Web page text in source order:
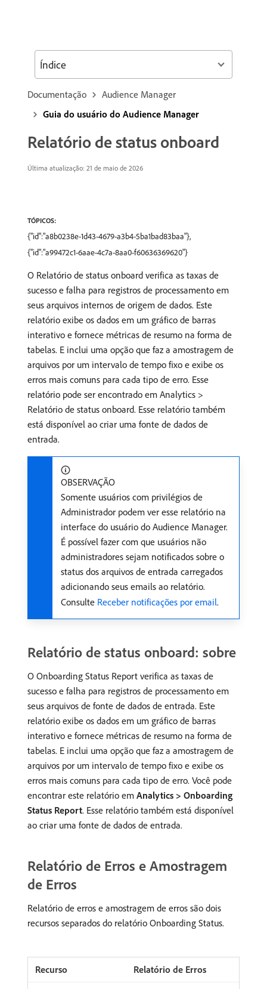
Documentação
Audience Manager
Guia do usuário do Audience Manager
Relatório de status onboard
Última atualização: 21 de maio de 2026
TÓPICOS:
{"id":"a8b0238e-1d43-4679-a3b4-5ba1bad83baa"},
{"id":"a99472c1-6aae-4c7a-8aa0-f60636369620"}
O Relatório de status onboard verifica as taxas de
sucesso e falha para registros de processamento em
seus arquivos internos de origem de dados. Este
relatório exibe os dados em um gráfico de barras
interativo e fornece métricas de resumo na forma de
tabelas. E inclui uma opção que faz a amostragem de
arquivos por um intervalo de tempo fixo e exibe os
erros mais comuns para cada tipo de erro. Esse
relatório pode ser encontrado em Analytics >
Relatório de status onboard. Esse relatório também
está disponível ao criar uma fonte de dados de
entrada.
OBSERVAÇÃO
Somente usuários com privilégios de
Administrador podem ver esse relatório na
interface do usuário do Audience Manager.
É possível fazer com que usuários não
administradores sejam notificados sobre o
status dos arquivos de entrada carregados
adicionando seus emails ao relatório.
Consulte Receber notificações por email.
Relatório de status onboard: sobre
O Onboarding Status Report verifica as taxas de
sucesso e falha para registros de processamento em
seus arquivos de fonte de dados de entrada. Este
relatório exibe os dados em um gráfico de barras
interativo e fornece métricas de resumo na forma de
tabelas. E inclui uma opção que faz a amostragem de
arquivos por um intervalo de tempo fixo e exibe os
erros mais comuns para cada tipo de erro. Você pode
encontrar este relatório em Analytics > Onboarding
Status Report. Esse relatório também está disponível
ao criar uma fonte de dados de entrada.
Relatório de Erros e Amostragem
de Erros
Relatório de erros e amostragem de erros são dois
recursos separados do relatório Onboarding Status.
Relatório de Erros
Índice